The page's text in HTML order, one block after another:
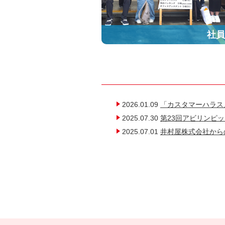
社
2026.01.09
「カスタマーハラ
2025.07.30 第23回アビリンピ
2025.07.01 井村屋株式会社か